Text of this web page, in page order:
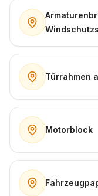
Türrahmen
Motorblock